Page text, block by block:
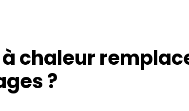
chaleur
?